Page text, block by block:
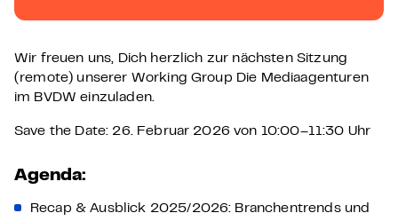
Wir freuen uns, Dich herzlich zur nächsten Sitzung
(remote) unserer Working Group Die Mediaagenturen
im BVDW einzuladen.
Save the Date: 26. Februar 2026 von 10:00–11:30 Uhr
Agenda:
Recap & Ausblick 2025/2026: Branchentrends und